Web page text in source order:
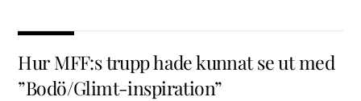
Hur MFF:s trupp hade kunnat se ut med
”Bodö/Glimt-inspiration”